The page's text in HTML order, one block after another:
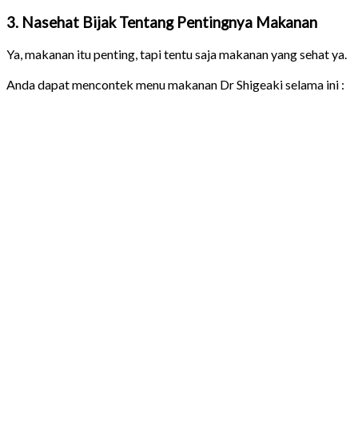
3. Nasehat Bijak Tentang Pentingnya Makanan
Ya, makanan itu penting, tapi tentu saja makanan yang sehat ya.
Anda dapat mencontek menu makanan Dr Shigeaki selama ini :